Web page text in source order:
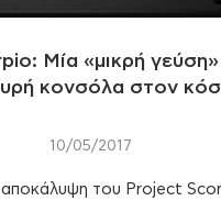
Μία «μικρή
κονσόλα στον
10/05/2017
αποκάλυψη του Project